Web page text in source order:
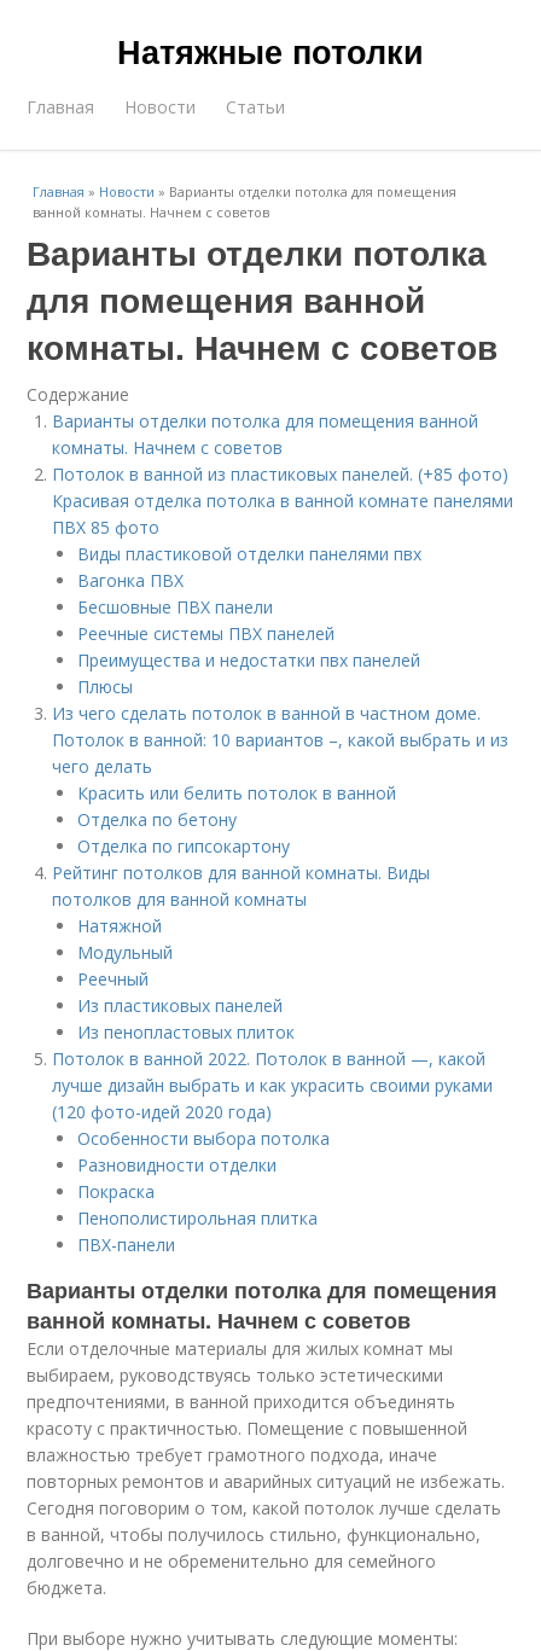
Натяжные потолки
Главная Новости Статьи
Главная » Новости » Варианты отделки потолка для помещения
ванной комнаты. Начнем с советов
Варианты отделки потолка
для помещения ванной
комнаты. Начнем с советов
Содержание
Варианты отделки потолка для помещения ванной
комнаты. Начнем с советов
Потолок в ванной из пластиковых панелей. (+85 фото)
Красивая отделка потолка в ванной комнате панелями
ПВХ 85 фото
Виды пластиковой отделки панелями пвх
Вагонка ПВХ
Бесшовные ПВХ панели
Реечные системы ПВХ панелей
Преимущества и недостатки пвх панелей
Плюсы
Из чего сделать потолок в ванной в частном доме.
Потолок в ванной: 10 вариантов –, какой выбрать и из
чего делать
Красить или белить потолок в ванной
Отделка по бетону
Отделка по гипсокартону
Рейтинг потолков для ванной комнаты. Виды
потолков для ванной комнаты
Натяжной
Модульный
Реечный
Из пластиковых панелей
Из пенопластовых плиток
Потолок в ванной 2022. Потолок в ванной —, какой
лучше дизайн выбрать и как украсить своими руками
(120 фото-идей 2020 года)
Особенности выбора потолка
Разновидности отделки
Покраска
Пенополистирольная плитка
ПВХ-панели
Варианты отделки потолка для помещения
ванной комнаты. Начнем с советов
Если отделочные материалы для жилых комнат мы
выбираем, руководствуясь только эстетическими
предпочтениями, в ванной приходится объединять
красоту с практичностью. Помещение с повышенной
влажностью требует грамотного подхода, иначе
повторных ремонтов и аварийных ситуаций не избежать.
Сегодня поговорим о том, какой потолок лучше сделать
в ванной, чтобы получилось стильно, функционально,
долговечно и не обременительно для семейного
бюджета.
При выборе нужно учитывать следующие моменты: